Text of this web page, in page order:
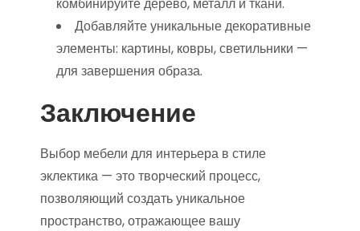
Добавляйте уникальные декоративные
элементы: картины, ковры, светильники —
для завершения образа.
Заключение
Выбор мебели для интерьера в стиле
эклектика — это творческий процесс,
позволяющий создать уникальное
пространство, отражающее вашу